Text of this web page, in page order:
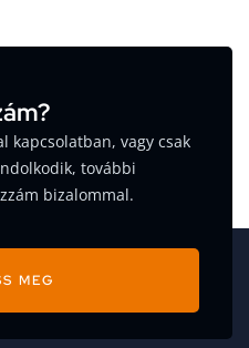
kapcsolatban, vagy csak
további
bizalommal.
MEG